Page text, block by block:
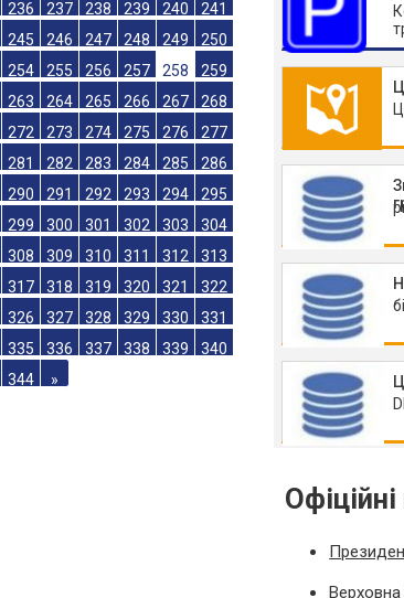
218 219 220 221 222
223
227 228 229 230 231
232
236 237 238 239 240
241
245 246 247 248 249
250
254 255 256 257 258
259
263 264 265 266 267
268
272 273 274 275 276
277
281 282 283 284 285
286
290 291 292 293 294
295
299 300 301 302 303
304
308 309 310 311 312
313
317 318 319 320 321
322
326 327
Верховна